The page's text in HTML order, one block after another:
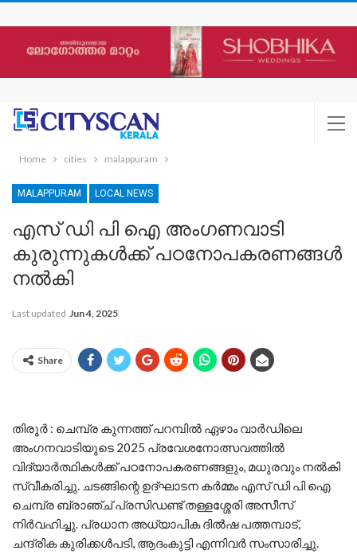
Home cities malappuram
MALAPPURAM LOCAL NEWS
എസ് ഡി പി ഐ അംഗണവാടി
കുരുന്നുകൾക്ക് പഠനോപകരണങ്ങൾ
നൽകി
Last updated Jun 4, 2025
Share
തിരൂർ : ചെമ്പ്ര കുന്നത്ത് പറമ്പിൽ ഏഴാം വാർഡിലെ
അംഗനവാടിയുടെ 2025 പ്രവേശനോത്സവത്തിൽ
വിദ്യാർത്ഥികൾക്ക് പഠനോപകരണങ്ങളും, മധുരവും നൽകി
സ്വീകരിച്ചു. ചടങ്ങിന്റെ ഉദ്ഘാടന കർമ്മം എസ് ഡി പി ഐ
ചെമ്പ്ര ബ്രാഞ്ച് പ്രസിഡണ്ട് തള്ളശ്ശേരി അസീസ്
നിർവഹിച്ചു. പ്രധാന അധ്യാപിക ദിൽഷ പത്തമ്പാട്,
ചന്ദ്രിക കുരിക്കൾപടി, ആദംകുട്ടി എന്നിവർ സംസാരിച്ചു.